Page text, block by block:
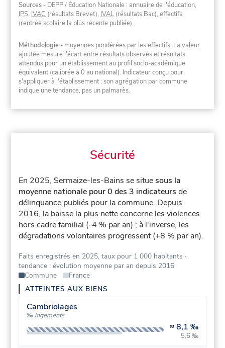
Sources - DEPP / Éducation Nationale : annuaire de l'éducation,
IPS, IVAC (résultats Brevet), IVAL (résultats Bac), effectifs
(rentrée scolaire la plus récente publiée).
Méthodologie - moyennes pondérées par les effectifs. La valeur
ajoutée mesure l'écart entre résultats observés et résultats
attendus pour un établissement au profil socio-académique
équivalent (calibrée à 0 au national). Indicateur conçu pour
s'appliquer à l'établissement ; son agrégation par commune
indique une tendance, pas un palmarès.
Sécurité
En 2025, Sermaize-les-Bains se situesous la
moyenne nationale pour 0 des 3 indicateurs de
délinquance publiés pour la commune. Depuis
2016, la baisse la plus nette concerne les violences
hors cadre familial (-4 % par an) ; à l'inverse, les
dégradations volontaires progressent (+8 % par an).
Faits enregistrés en 2025, taux pour 1 000 habitants ·
tendance : évolution moyenne par an depuis 2016
Commune
France
ATTEINTES AUX BIENS
Cambriolages
‰ logements
≈8,1 ‰
5,6 ‰